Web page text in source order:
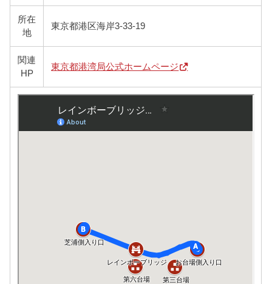
所在
地
東京都港区海岸3-33-19
関連
HP
東京都港湾局公式ホームページ